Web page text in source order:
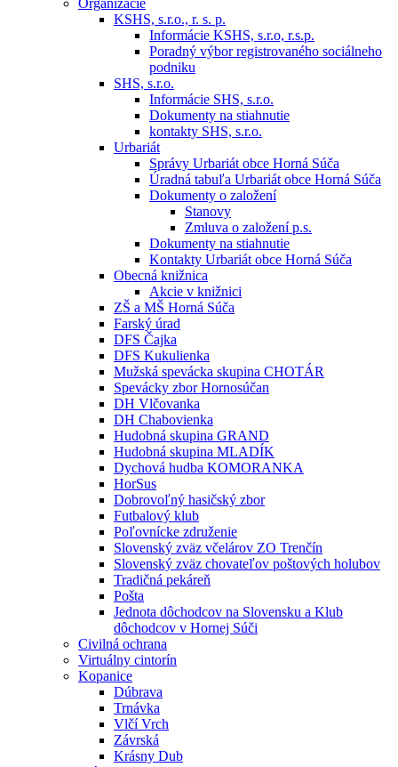
Organizácie
KSHS, s.r.o., r. s. p.
Informácie KSHS, s.r.o, r.s.p.
Poradný výbor registrovaného sociálneho
podniku
SHS, s.r.o.
Informácie SHS, s.r.o.
Dokumenty na stiahnutie
kontakty SHS, s.r.o.
Urbariát
Správy Urbariát obce Horná Súča
Úradná tabuľa Urbariát obce Horná Súča
Dokumenty o založení
Stanovy
Zmluva o založení p.s.
Dokumenty na stiahnutie
Kontakty Urbariát obce Horná Súča
Obecná knižnica
Akcie v knižnici
ZŠ a MŠ Horná Súča
Farský úrad
DFS Čajka
DFS Kukulienka
Mužská spevácka skupina CHOTÁR
Spevácky zbor Hornosúčan
DH Vlčovanka
DH Chabovienka
Hudobná skupina GRAND
Hudobná skupina MLADÍK
Dychová hudba KOMORANKA
HorSus
Dobrovoľný hasičský zbor
Futbalový klub
Poľovnícke združenie
Slovenský zväz včelárov ZO Trenčín
Slovenský zväz chovateľov poštových holubov
Tradičná pekáreň
Pošta
Jednota dôchodcov na Slovensku a Klub
dôchodcov v Hornej Súči
Civilná ochrana
Virtuálny cintorín
Kopanice
Dúbrava
Trnávka
Vlčí Vrch
Závrská
Krásny Dub